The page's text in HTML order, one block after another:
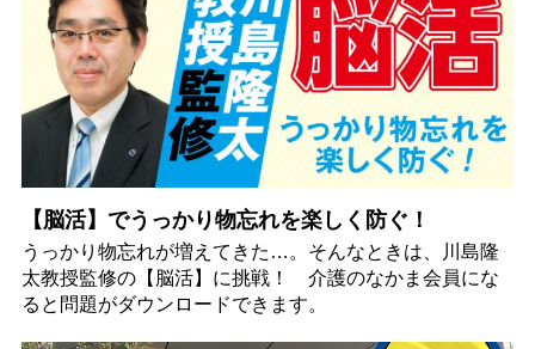
【脳活】でうっかり物忘れを楽しく防ぐ！
うっかり物忘れが増えてきた…。そんなときは、川島隆
太教授監修の【脳活】に挑戦！ 介護のなかま会員にな
ると問題がダウンロードできます。